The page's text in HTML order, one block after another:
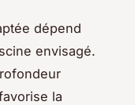
dépend
envisagé.
la